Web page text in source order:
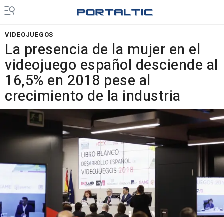
VIDEOJUEGOS
La presencia de la mujer en el
videojuego español desciende al
16,5% en 2018 pese al
crecimiento de la industria